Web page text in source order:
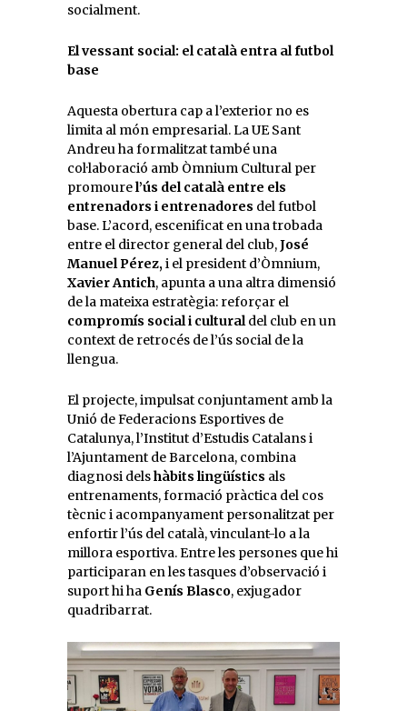
socialment.
El vessant social: el català entra al futbol
base
Aquesta obertura cap a l’exterior no es
limita al món empresarial. La UE Sant
Andreu ha formalitzat també una
col·laboració amb Òmnium Cultural per
promourel’ús del català entre els
entrenadors i entrenadores del futbol
base. L’acord, escenificat en una trobada
entre el director general del club,José
Manuel Pérez,i el president d’Òmnium,
Xavier Antich, apunta a una altra dimensió
de la mateixa estratègia: reforçar el
compromís social i culturaldel club en un
context de retrocés de l’ús social de la
llengua.
El projecte, impulsat conjuntament amb la
Unió de Federacions Esportives de
Catalunya, l’Institut d’Estudis Catalans i
l’Ajuntament de Barcelona, combina
diagnosi delshàbits lingüístics als
entrenaments, formació pràctica del cos
tècnic i acompanyament personalitzat per
enfortir l’ús del català, vinculant-lo a la
millora esportiva. Entre les persones que hi
participaran en les tasques d’observació i
suport hi ha Genís Blasco, exjugador
quadribarrat.